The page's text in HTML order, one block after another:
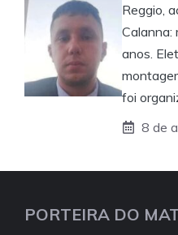
Reggio,
Calanna:
anos.
foi
8 de
PORTEIRA DO